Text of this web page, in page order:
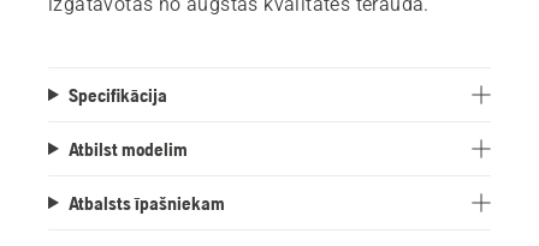
Specifikācija
Atbilst modelim
Atbalsts īpašniekam